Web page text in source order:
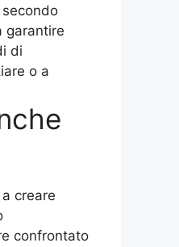
garantire
di
o a
creare
confrontato